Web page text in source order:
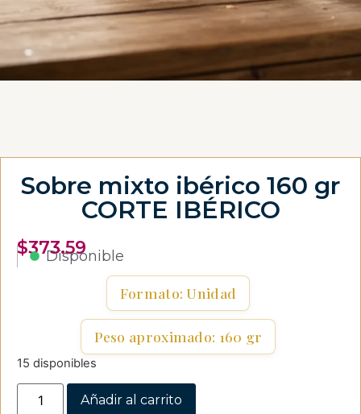
Sobre mixto ibérico 160 gr
CORTE IBÉRICO
$373.59
Disponible
Formato: Unidad
Peso aproximado: 160 gr
15 disponibles
Añadir al carrito